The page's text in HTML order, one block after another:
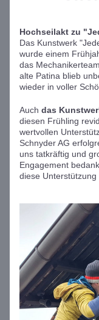
Hochseilakt zu
Das Kunstwerk
wurde einem
das
alte Patina blieb
wieder in voller
Auch das
diesen Frühling
wertvollen
Schnyder AG
uns tatkräftig und
Engagement
diese